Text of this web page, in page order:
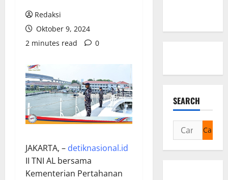
Redaksi
Oktober 9, 2024
2 minutes read
0
JAKARTA, – detiknasional.id
II TNI AL bersama
Kementerian Pertahanan
SEARCH
Cari
untuk: